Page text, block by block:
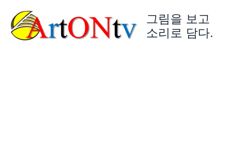
그림을 보고
소리로 담다.